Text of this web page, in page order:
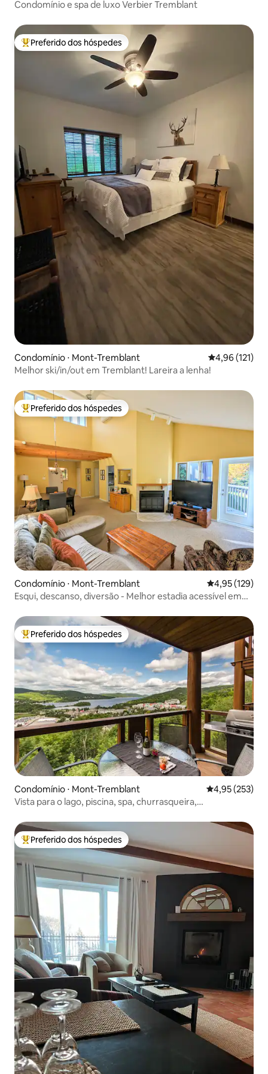
Condomínio e spa de luxo Verbier Tremblant
Entre os melhores preferidos dos hóspedes
Preferido dos hóspedes
Condomínio ⋅ Mont-Tremblant 4,96 de uma
4,96 (121)
Melhor ski/in/out em Tremblant! Lareira a lenha!
Entre os melhores preferidos dos hóspedes
Preferido dos hóspedes
Condomínio ⋅ Mont-Tremblant 4,95 de uma
4,95 (129)
Esqui, descanso, diversão - Melhor estadia acessível em
Entre os melhores preferidos dos hóspedes
Preferido dos hóspedes
Condomínio ⋅ Mont-Tremblant 4,95 de uma
4,95 (253)
Vista para o lago, piscina, spa, churrasqueira,
Entre os melhores preferidos dos hóspedes
Preferido dos hóspedes